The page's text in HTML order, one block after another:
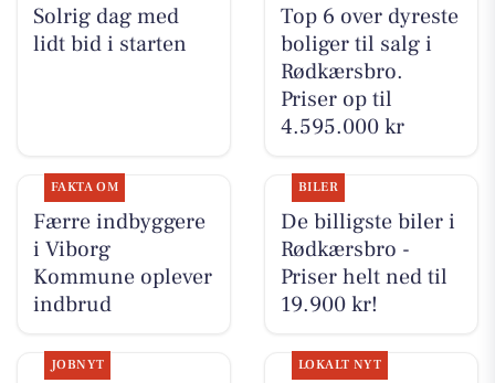
Solrig dag med
lidt bid i starten
Top 6 over dyreste
boliger til salg i
Rødkærsbro.
Priser op til
4.595.000 kr
FAKTA OM
Færre indbyggere
i Viborg
Kommune oplever
indbrud
BILER
De billigste biler i
Rødkærsbro -
Priser helt ned til
19.900 kr!
JOBNYT LOKALT NYT